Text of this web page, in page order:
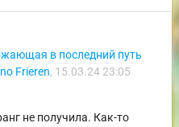
в последний путь
Frieren, 15.03.24 23:05
не получила. Как-то